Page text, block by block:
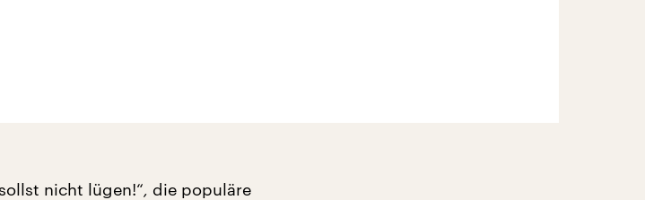
nicht lügen!“, die populäre